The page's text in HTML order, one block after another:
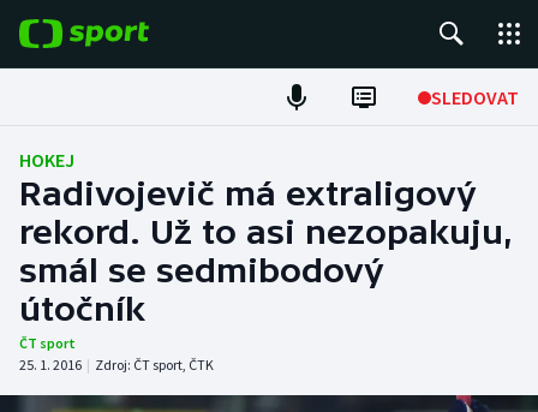
SLEDOVAT
Fotbal
Hokej
Tenis
Atletika
HOKEJ
Radivojevič má extraligový
rekord. Už to asi nezopakuju,
smál se sedmibodový
útočník
ČT sport
25. 1. 2016 | Zdroj: ČT sport, ČTK